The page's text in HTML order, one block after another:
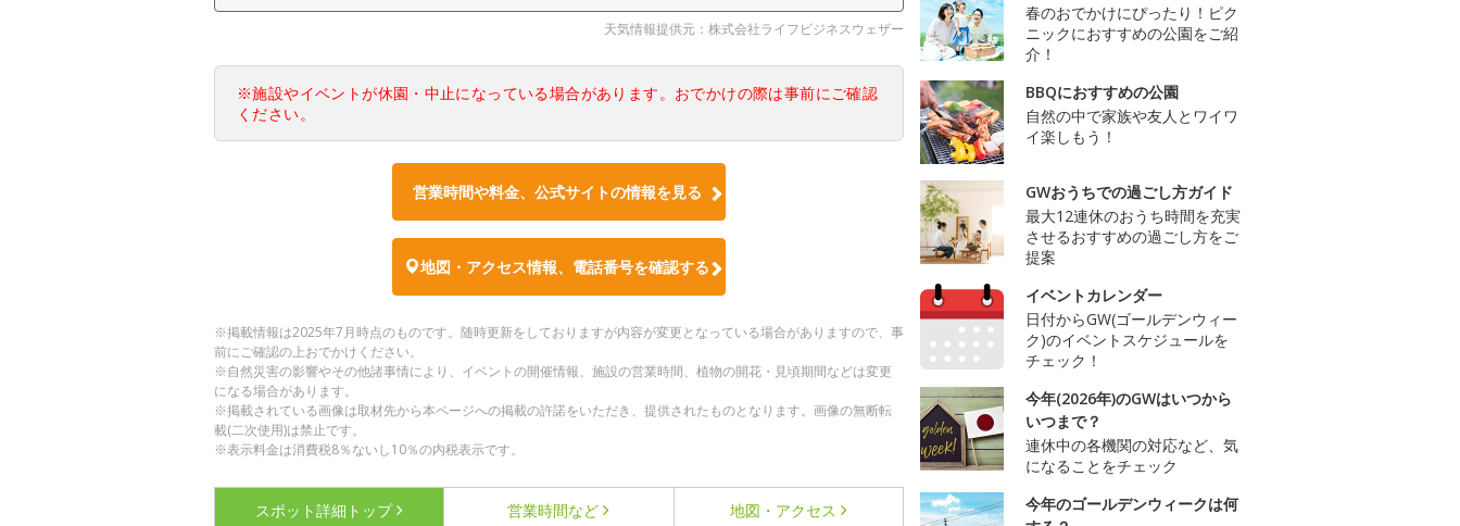
天気情報提供元：株式会社ライフビジネスウェザー
※施設やイベントが休園・中止になっている場合があります。おでかけの際は事前にご確認
ください。
営業時間や料金、公式サイトの情報を見る
地図・アクセス情報、電話番号を確認する
※掲載情報は2025年7月時点のものです。随時更新をしておりますが内容が変更となっている場合がありますので、事
前にご確認の上おでかけください。
※自然災害の影響やその他諸事情により、イベントの開催情報、施設の営業時間、植物の開花・見頃期間などは変更
になる場合があります。
※掲載されている画像は取材先から本ページへの掲載の許諾をいただき、提供されたものとなります。画像の無断転
載(二次使用)は禁止です。
※表示料金は消費税8％ないし10％の内税表示です。
スポット詳細 トップ 営業時間など 地図・アクセス
春のおでかけにぴったり！ピク
ニックにおすすめの公園をご紹
介！
BBQにおすすめの公園
自然の中で家族や友人とワイワ
イ楽しもう！
GWおうちでの過ごし方ガイド
最大12連休のおうち時間を充実
させるおすすめの過ごし方をご
提案
イベントカレンダー
日付からGW(ゴールデンウィー
ク)のイベントスケジュールを
チェック！
今年(2026年)のGWはいつから
いつまで？
連休中の各機関の対応など、気
になることをチェック
今年のゴールデンウィークは何